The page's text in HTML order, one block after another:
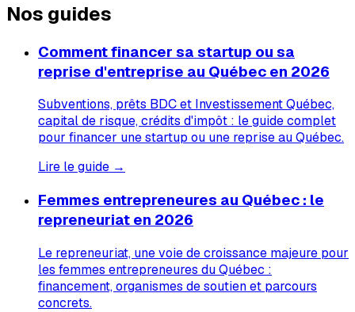
Nos guides
Comment financer sa startup ou sa
reprise d'entreprise au Québec en 2026
Subventions, prêts BDC et Investissement Québec,
capital de risque, crédits d'impôt : le guide complet
pour financer une startup ou une reprise au Québec.
Lire le guide →
Femmes entrepreneures au Québec : le
repreneuriat en 2026
Le repreneuriat, une voie de croissance majeure pour
les femmes entrepreneures du Québec :
financement, organismes de soutien et parcours
concrets.